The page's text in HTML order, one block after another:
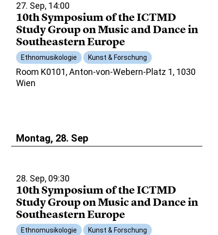
27. Sep, 14:00
10th Symposium of the ICTMD
Study Group on Music and Dance in
Southeastern Europe
Ethnomusikologie Kunst & Forschung
Room K0101, Anton-von-Webern-Platz 1, 1030
Wien
Montag, 28. Sep
28. Sep, 09:30
10th Symposium of the ICTMD
Study Group on Music and Dance in
Southeastern Europe
Ethnomusikologie Kunst & Forschung